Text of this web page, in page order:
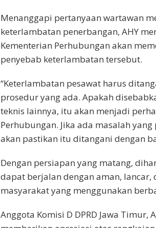
Menanggapi pertanyaan wartawan
keterlambatan penerbangan, AHY
Kementerian Perhubungan akan
penyebab keterlambatan tersebut.
“Keterlambatan pesawat harus
prosedur yang ada. Apakah
teknis lainnya, itu akan menjadi
Perhubungan. Jika ada masalah
akan pastikan itu ditangani dengan
Dengan persiapan yang matang,
dapat berjalan dengan aman, lancar,
masyarakat yang menggunakan
Anggota Komisi D DPRD Jawa Timur,